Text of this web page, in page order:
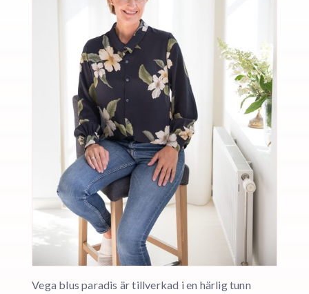
Vega blus paradis är tillverkad i en härlig tunn